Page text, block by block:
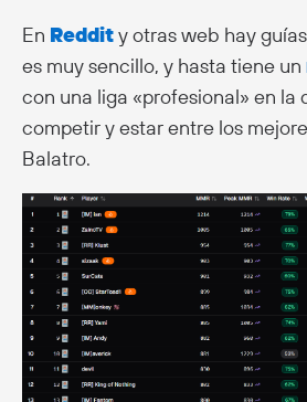
En Reddity otras web hay
es muy sencillo, y hasta tiene un
con una liga «profesional» en la
competir y estar entre los
Balatro.